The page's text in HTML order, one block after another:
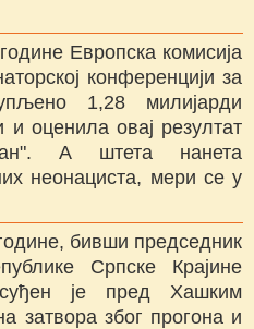
Европска комисија
конференцији за
1,28 милијарди
оценила овај резултат
А штета нанета
неонациста, мери се у
бивши председник
Српске Крајине
је пред Хашким
затвора због прогона и